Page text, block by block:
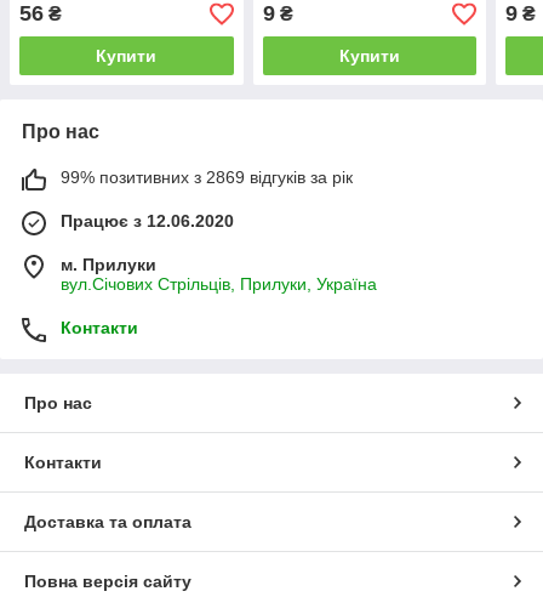
56 ₴
Купити
9₴
Купити
9 ₴
Про нас
99% позитивних з 2869 відгуків за рік
Працює з 12.06.2020
м. Прилуки
вул.Січових Стрільців, Прилуки, Україна
Контакти
Про нас
Контакти
Доставка та оплата
Повна версія сайту